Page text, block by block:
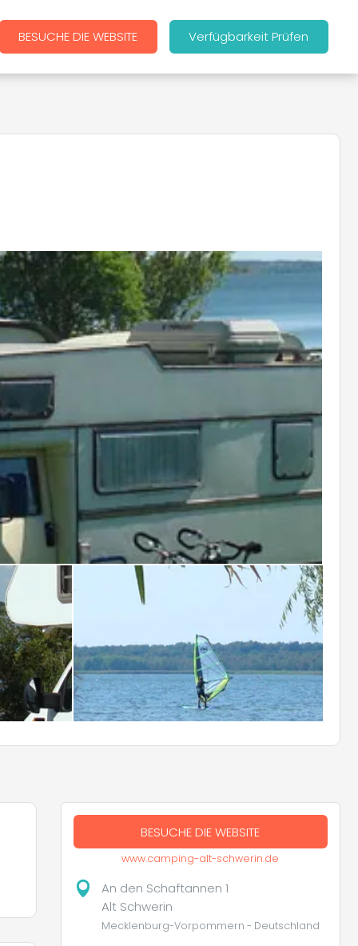
BESUCHE DIE WEBSITE Verfügbarkeit Prüfen
BESUCHE DIE WEBSITE
www.camping-alt-schwerin.de
An den Schaftannen 1
Alt Schwerin
Mecklenburg-Vorpommern - Deutschland